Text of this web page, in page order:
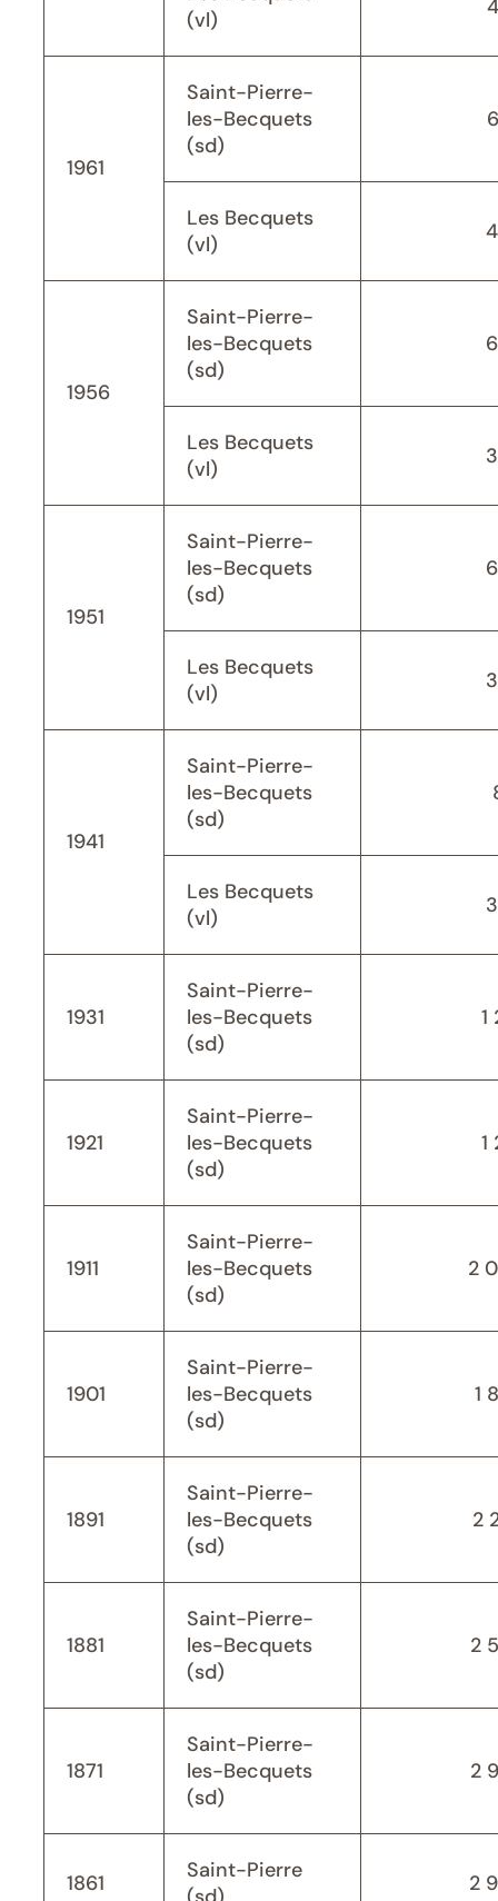
(vl)
1961
Saint-Pierre-
les-Becquets
(sd)
Les Becquets
(vl)
1956
Saint-Pierre-
les-Becquets
(sd)
Les Becquets
(vl)
1951
Saint-Pierre-
les-Becquets
(sd)
Les Becquets
(vl)
1941
Saint-Pierre-
les-Becquets
(sd)
Les Becquets
(vl)
1931
Saint-Pierre-
les-Becquets
(sd)
1
1921
Saint-Pierre-
les-Becquets
(sd)
1
1911
Saint-Pierre-
les-Becquets
(sd)
2
1901
Saint-Pierre-
les-Becquets
(sd)
1
1891
Saint-Pierre-
les-Becquets
(sd)
2
1881
Saint-Pierre-
les-Becquets
(sd)
2
1871
Saint-Pierre-
les-Becquets
(sd)
2
1861
Saint-Pierre
2